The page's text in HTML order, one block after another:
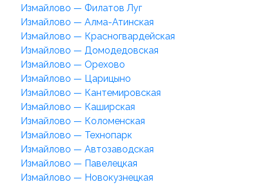
Измайлово — Филатов Луг
Измайлово — Алма-Атинская
Измайлово — Красногвардейская
Измайлово — Домодедовская
Измайлово — Орехово
Измайлово — Царицыно
Измайлово — Кантемировская
Измайлово — Каширская
Измайлово — Коломенская
Измайлово — Технопарк
Измайлово — Автозаводская
Измайлово — Павелецкая
Измайлово — Новокузнецкая